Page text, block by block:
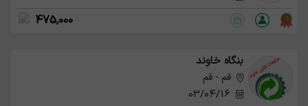
475,000
بنگاه خاوند
قم - قم
03/04/16